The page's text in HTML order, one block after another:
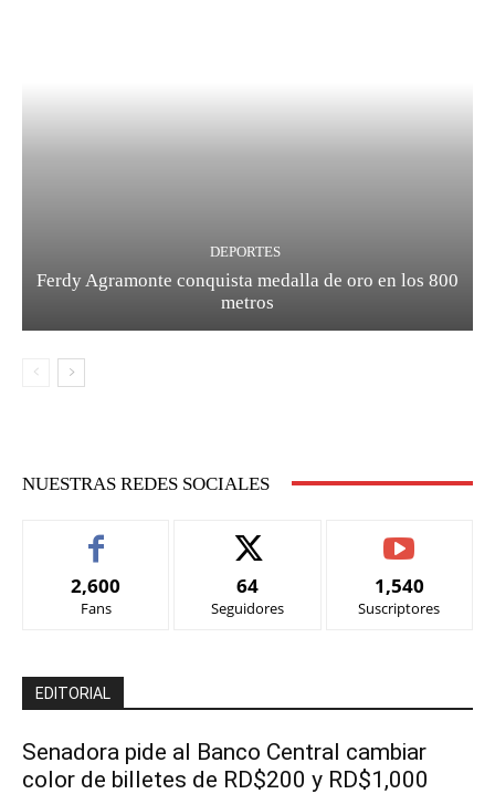
DEPORTES
Ferdy Agramonte conquista medalla de oro en los 800
metros
NUESTRAS REDES SOCIALES
2,600
Fans
64
Seguidores
1,540
Suscriptores
EDITORIAL
Senadora pide al Banco Central cambiar
color de billetes de RD$200 y RD$1,000